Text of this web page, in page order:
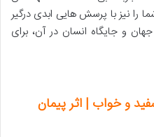
را نیز با پرسش هایی ابدی درگیر
و جایگاه انسان در آن، برای
و خواب | اثر پیمان